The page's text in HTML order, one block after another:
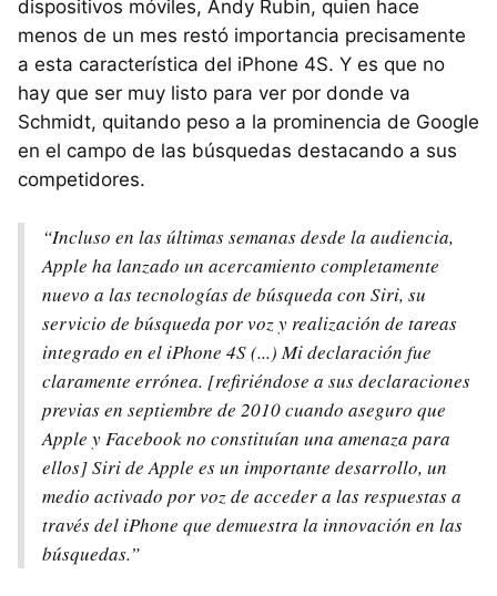
dispositivos móviles, Andy Rubin, quien hace
menos de un mes restó importancia precisamente
a esta característica del iPhone 4S. Y es que no
hay que ser muy listo para ver por donde va
Schmidt, quitando peso a la prominencia de Google
en el campo de las búsquedas destacando a sus
competidores.
“Incluso en las últimas semanas desde la audiencia,
Apple ha lanzado un acercamiento completamente
nuevo a las tecnologías de búsqueda con Siri, su
servicio de búsqueda por voz y realización de tareas
integrado en el iPhone 4S (...) Mi declaración fue
claramente errónea. [refiriéndose a sus declaraciones
previas en septiembre de 2010 cuando aseguro que
Apple y Facebook no constituían una amenaza para
ellos] Siri de Apple es un importante desarrollo, un
medio activado por voz de acceder a las respuestas a
través del iPhone que demuestra la innovación en las
búsquedas.”